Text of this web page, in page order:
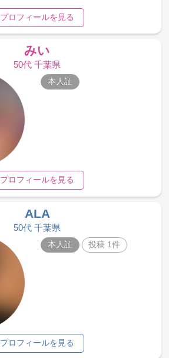
プロフィールを見る
みい
50代 千葉県
本人証
プロフィールを見る
ALA
50代 千葉県
本人証 投稿 1件
プロフィールを見る